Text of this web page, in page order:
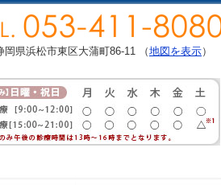
岡県浜松市東区大蒲町86-11 （地図を表示）